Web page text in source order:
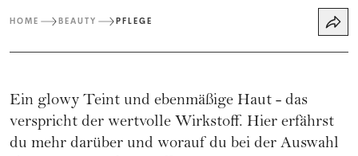
HOME BEAUTY PFLEGE
Ein glowy Teint und ebenmäßige Haut - das
verspricht der wertvolle Wirkstoff. Hier erfährst
du mehr darüber und worauf du bei der Auswahl